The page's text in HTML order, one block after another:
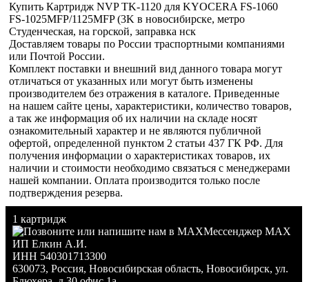
Купить Картридж NVP TK-1120 для KYOCERA FS-1060
FS-1025MFP/1125MFP (3K в новосибирске, метро
Студенческая, на горской, заправка нск
Доставляем товары по России траспортными компаниями
или Почтой России.
Комплект поставки и внешний вид данного товара могут
отличаться от указанных или могут быть изменены
производителем без отражения в каталоге. Приведенные
на нашем сайте цены, характеристики, количество товаров,
а так же информация об их наличии на складе носят
ознакомительный характер и не являются публичной
офертой, определенной пунктом 2 статьи 437 ГК РФ. Для
получения информации о характеристиках товаров, их
наличии и стоимости необходимо связаться с менеджерами
нашей компании. Оплата производится только после
подтверждения резерва.
1 картридж
Мессенджер MAX
ИП Елкин А.И.
ИНН 540301713300
630073, Россия, Новосибирская область, Новосибирск, ул.